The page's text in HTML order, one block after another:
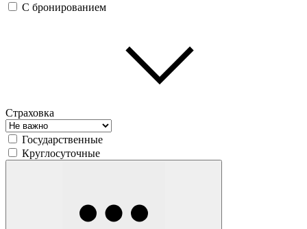
С бронированием
Страховка
Государственные
Круглосуточные